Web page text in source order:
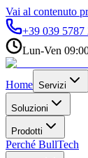
Vai al contenuto
+39 039 5787
Lun-Ven
Home Servizi
Soluzioni
Prodotti
Perché BullTech